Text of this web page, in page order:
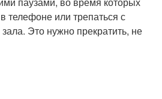
телефоне или трепаться с
Это нужно прекратить, не